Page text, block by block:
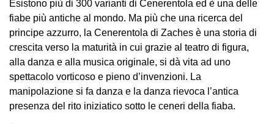
Esistono più di 300 varianti di Cenerentola ed è una delle
fiabe più antiche al mondo. Ma più che una ricerca del
principe azzurro, la Cenerentola di Zaches è una storia di
crescita verso la maturità in cui grazie al teatro di figura,
alla danza e alla musica originale, si dà vita ad uno
spettacolo vorticoso e pieno d’invenzioni. La
manipolazione si fa danza e la danza rievoca l’antica
presenza del rito iniziatico sotto le ceneri della fiaba.